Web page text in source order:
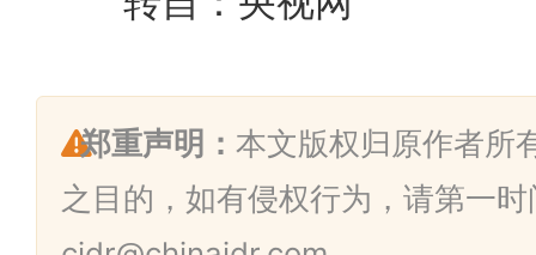
郑重声明： 本文版权归原作者所
之目的，如有侵权行为，请第一